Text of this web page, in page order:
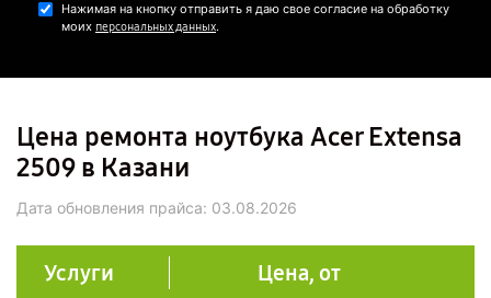
Нажимая на кнопку отправить я даю свое согласие на обработку
моих персональных данных.
Цена ремонта ноутбука Acer Extensa
2509 в Казани
Дата обновления прайса: 03.08.2026
Услуги Цена, от